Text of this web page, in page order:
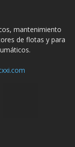
mantenimiento
de flotas y para